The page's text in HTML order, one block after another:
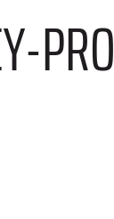
PRO